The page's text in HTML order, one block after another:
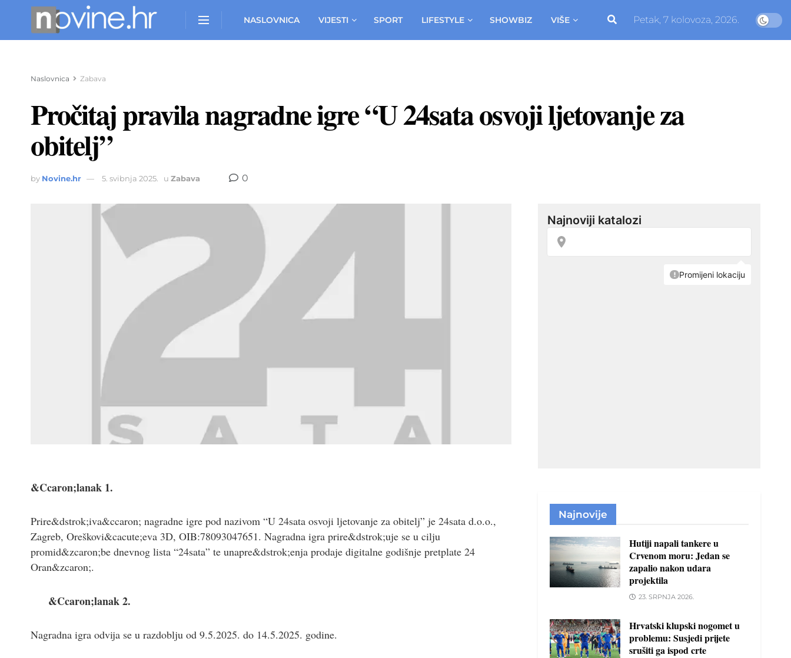
NASLOVNICA VIJESTI SPORT LIFESTYLE SHOWBIZ VIŠE Petak, 7 kolovoza, 2026.
Naslovnica Zabava
Pročitaj pravila nagradne igre “U 24sata osvoji ljetovanje za
obitelj”
by Novine.hr 5. svibnja 2025. u Zabava 0
&Ccaron;lanak 1.
Prire&dstrok;iva&ccaron; nagradne igre pod nazivom “U 24sata osvoji ljetovanje za obitelj” je 24sata d.o.o.,
Zagreb, Oreškovi&cacute;eva 3D, OIB:78093047651. Nagradna igra prire&dstrok;uje se u cilju
promid&zcaron;be dnevnog lista “24sata” te unapre&dstrok;enja prodaje digitalne godišnje pretplate 24
Oran&zcaron;.
&Ccaron;lanak 2.
Nagradna igra odvija se u razdoblju od 9.5.2025. do 14.5.2025. godine.
Najnovije
Hutiji napali tankere u
Crvenom moru: Jedan se
zapalio nakon udara
projektila
23. SRPNJA 2026.
Hrvatski klupski nogomet u
problemu: Susjedi prijete
srušiti ga ispod crte